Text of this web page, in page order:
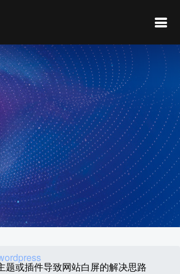
题或插件导致网站白屏的解决思路